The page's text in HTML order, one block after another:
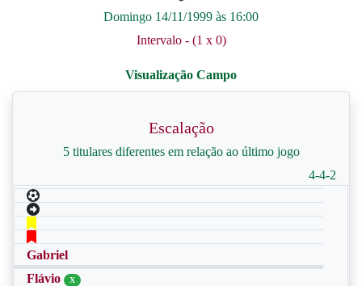
Domingo 14/11/1999 às 16:00
Intervalo - (1 x 0)
Escalação
5 titulares diferentes em relação ao último jogo
4-4-2
Gabriel
Flávio
X